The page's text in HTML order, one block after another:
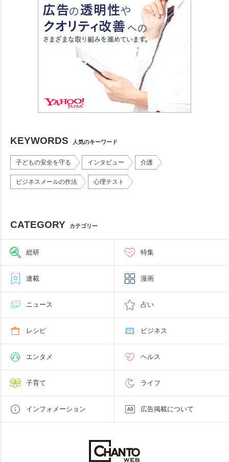
KEYWORDS 人気のキーワード
子どもの安全を守る インタビュー 介護
ビジネスメールの作法 心理テスト
CATEGORY カテゴリー
総研 特集
連載 漫画
ニュース 占い
レシピ ビジネス
エンタメ ヘルス
子育て ライフ
インフォメーション 広告掲載について